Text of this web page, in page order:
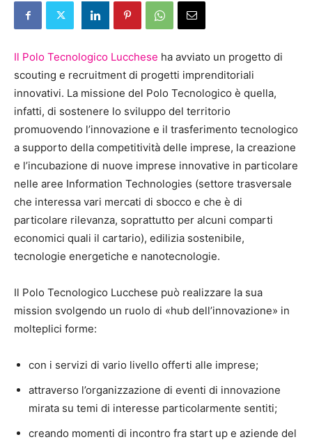
Il Polo Tecnologico Lucchese ha avviato un progetto di
scouting e recruitment di progetti imprenditoriali
innovativi. La missione del Polo Tecnologico è quella,
infatti, di sostenere lo sviluppo del territorio
promuovendo l’innovazione e il trasferimento tecnologico
a supporto della competitività delle imprese, la creazione
e l’incubazione di nuove imprese innovative in particolare
nelle aree Information Technologies (settore trasversale
che interessa vari mercati di sbocco e che è di
particolare rilevanza, soprattutto per alcuni comparti
economici quali il cartario), edilizia sostenibile,
tecnologie energetiche e nanotecnologie.
Il Polo Tecnologico Lucchese può realizzare la sua
mission svolgendo un ruolo di «hub dell’innovazione» in
molteplici forme:
con i servizi di vario livello offerti alle imprese;
attraverso l’organizzazione di eventi di innovazione
mirata su temi di interesse particolarmente sentiti;
creando momenti di incontro fra start up e aziende del